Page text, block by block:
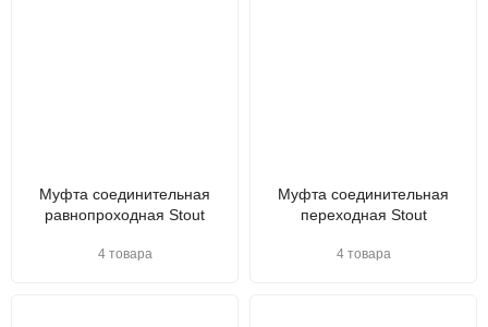
Муфта соединительная
равнопроходная Stout
4 товара
Муфта соединительная
переходная Stout
4 товара